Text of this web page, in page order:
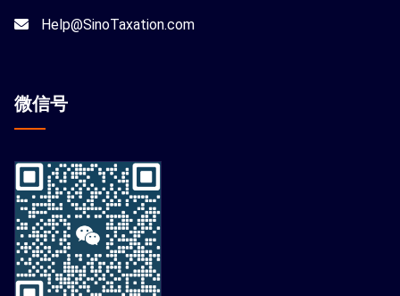
Help@SinoTaxation.com
微信号